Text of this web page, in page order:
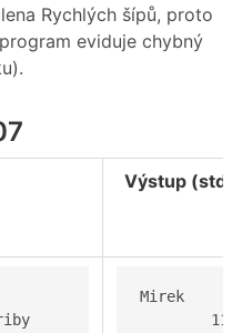
Rychlých šípů, proto
eviduje chybný
Výstup
Mirek